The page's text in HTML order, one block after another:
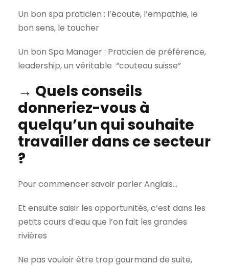
Un bon spa praticien : l’écoute, l’empathie, le
bon sens, le toucher
Un bon Spa Manager : Praticien de préférence,
leadership, un véritable “couteau suisse”
→ Quels conseils
donneriez-vous à
quelqu’un qui souhaite
travailler dans ce secteur
?
Pour commencer savoir parler Anglais…
Et ensuite saisir les opportunités, c’est dans les
petits cours d’eau que l’on fait les grandes
rivières
Ne pas vouloir être trop gourmand de suite,